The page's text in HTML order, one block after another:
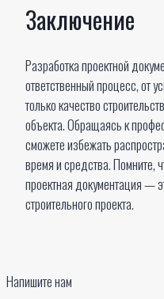
Заключение
Разработка проектной
ответственный процесс, от
только качество
объекта. Обращаясь к
сможете избежать
время и средства. Помните,
проектная документация —
строительного проекта.
Напишите нам